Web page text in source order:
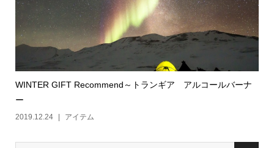
WINTER GIFT Recommend～トランギア アルコールバーナ
ー
2019.12.24 アイテム